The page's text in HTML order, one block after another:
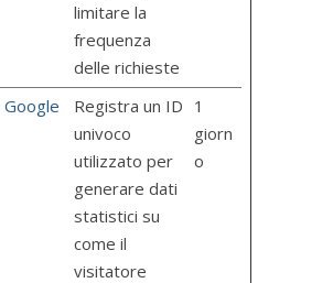
limitare la
frequenza
delle richieste
Google
Registra un ID
univoco
utilizzato per
generare dati
statistici su
come il
visitatore
1
giorn
o